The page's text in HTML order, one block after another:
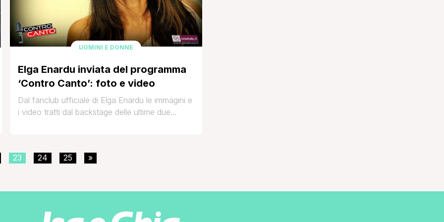
UOMINI E DONNE
Elga Enardu inviata del programma
‘Contro Canto’: foto e video
Dal fanclub ufficiale di Elga Enardu le immagini e
i video tratti dal backstage delle ultime due
pungente inviata chiedere ai concorrenti
23 24 25 »